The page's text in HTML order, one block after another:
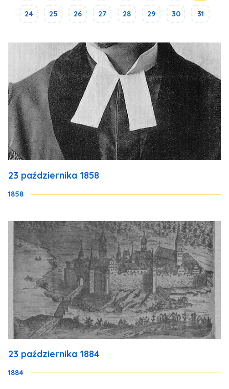
24 25 26 27 28 29 30 31
23 października 1858
1858
23 października 1884
1884